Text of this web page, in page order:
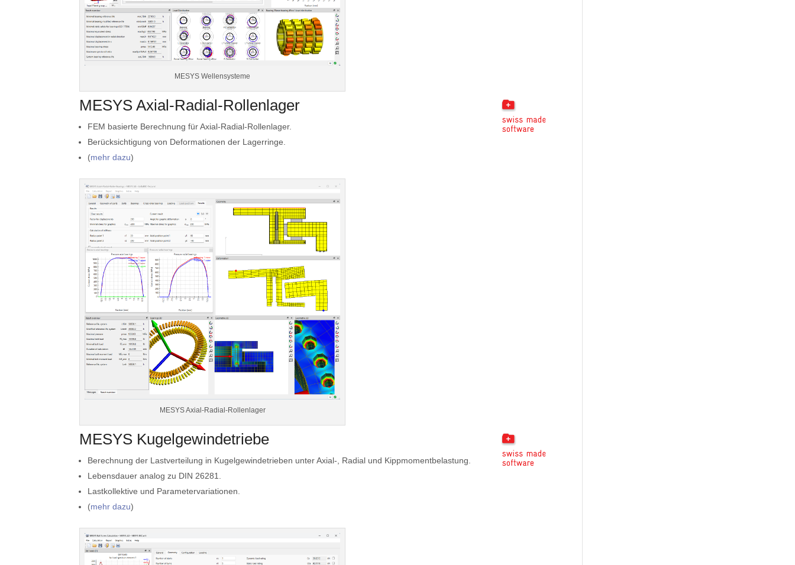
MESYS Wellensysteme
MESYS Axial-Radial-Rollenlager
FEM basierte Berechnung für Axial-Radial-Rollenlager.
Berücksichtigung von Deformationen der Lagerringe.
(mehr dazu)
MESYS Axial-Radial-Rollenlager
MESYS Kugelgewindetriebe
Berechnung der Lastverteilung in Kugelgewindetrieben unter Axial-, Radial und Kippmomentbelastung.
Lebensdauer analog zu DIN 26281.
Lastkollektive und Parametervariationen.
(mehr dazu)